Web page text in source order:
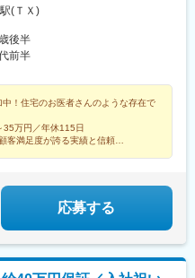
煙対策あり（屋内禁煙／屋外喫煙
っ越し費用負担■家賃補助（家賃
当充実してます！詳しくは下記
(ＴＸ)
後半
前半
！住宅のお医者さんのような存在で
万円／年休115日
満足度が誇る実績と信頼
応募する